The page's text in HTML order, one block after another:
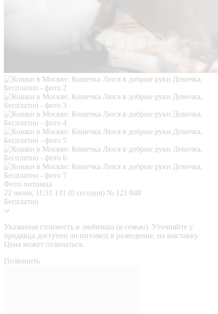
Фото питомца
22 июня, 11:31 131 (0 сегодня) № 121 048
Бесплатно
Указанная стоимость в любимцы (в семью). Уточняйте у
продавца доступен ли питомец в разведение, на выставку.
Цена может отличаться.
Позвонить